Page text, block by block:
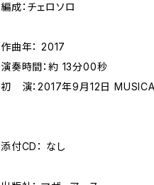
編成：チェロソロ
作曲年： 2017
演奏時間：約 13分00秒
初 演：2017年9月12日
添付CD： なし